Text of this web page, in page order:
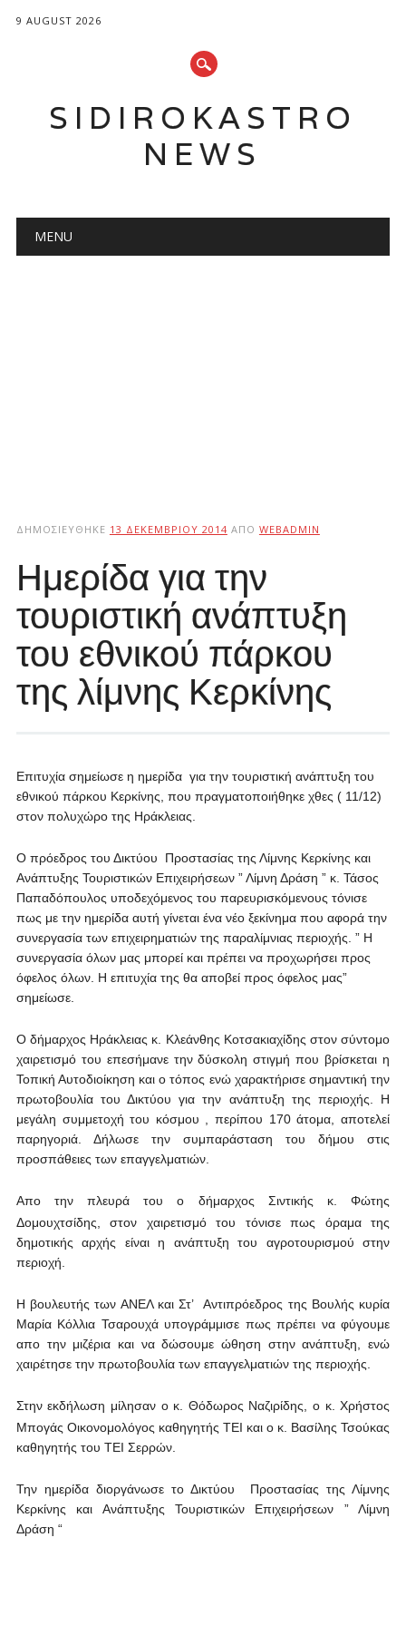
9 AUGUST 2026
SIDIROKASTRO
NEWS
Main menu
MENU
ΔΗΜΟΣΙΕΎΘΗΚΕ 13 ΔΕΚΕΜΒΡΊΟΥ 2014 ΑΠΌ WEBADMIN
Ημερίδα για την
τουριστική ανάπτυξη
του εθνικού πάρκου
της λίμνης Κερκίνης
Eπιτυχία σημείωσε η ημερίδα για την τουριστική ανάπτυξη του
εθνικού πάρκου Κερκίνης, που πραγματοποιήθηκε χθες ( 11/12)
στον πολυχώρο της Ηράκλειας.
Ο πρόεδρος του Δικτύου Προστασίας της Λίμνης Κερκίνης και
Ανάπτυξης Τουριστικών Επιχειρήσεων ” Λίμνη Δράση ” κ. Τάσος
Παπαδόπουλος υποδεχόμενος του παρευρισκόμενους τόνισε
πως με την ημερίδα αυτή γίνεται ένα νέο ξεκίνημα που αφορά την
συνεργασία των επιχειρηματιών της παραλίμνιας περιοχής. ” Η
συνεργασία όλων μας μπορεί και πρέπει να προχωρήσει προς
όφελος όλων. Η επιτυχία της θα αποβεί προς όφελος μας”
σημείωσε.
Ο δήμαρχος Ηράκλειας κ. Κλεάνθης Κοτσακιαχίδης στον σύντομο
χαιρετισμό του επεσήμανε την δύσκολη στιγμή που βρίσκεται η
Τοπική Αυτοδιοίκηση και ο τόπος ενώ χαρακτήρισε σημαντική την
πρωτοβουλία του Δικτύου για την ανάπτυξη της περιοχής. Η
μεγάλη συμμετοχή του κόσμου , περίπου 170 άτομα, αποτελεί
παρηγοριά. Δήλωσε την συμπαράσταση του δήμου στις
προσπάθειες των επαγγελματιών.
Απο την πλευρά του ο δήμαρχος Σιντικής κ. Φώτης
Δομουχτσίδης, στον χαιρετισμό του τόνισε πως όραμα της
δημοτικής αρχής είναι η ανάπτυξη του αγροτουρισμού στην
περιοχή.
Η βουλευτής των ΑΝΕΛ και Στ’ Αντιπρόεδρος της Βουλής κυρία
Μαρία Κόλλια Τσαρουχά υπογράμμισε πως πρέπει να φύγουμε
απο την μιζέρια και να δώσουμε ώθηση στην ανάπτυξη, ενώ
χαιρέτησε την πρωτοβουλία των επαγγελματιών της περιοχής.
Στην εκδήλωση μίλησαν ο κ. Θόδωρος Ναζιρίδης, ο κ. Χρήστος
Μπογάς Οικονομολόγος καθηγητής ΤΕΙ και ο κ. Βασίλης Τσούκας
καθηγητής του ΤΕΙ Σερρών.
Την ημερίδα διοργάνωσε το Δικτύου Προστασίας της Λίμνης
Κερκίνης και Ανάπτυξης Τουριστικών Επιχειρήσεων ” Λίμνη
Δράση “